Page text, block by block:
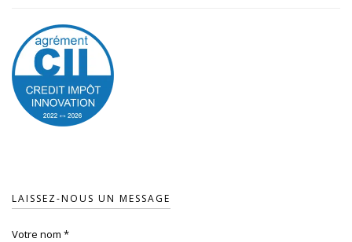
LAISSEZ-NOUS UN MESSAGE
Votre nom *